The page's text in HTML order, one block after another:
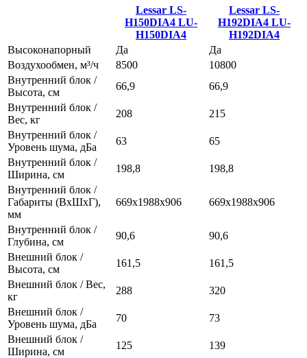
Lessar LS-
H150DIA4 LU-
H150DIA4
Lessar LS-
H192DIA4 LU-
H192DIA4
Высоконапорный
Да
Да
Воздухообмен, м³/ч
8500
10800
Внутренний блок /
Высота, см
66,9
66,9
Внутренний блок /
Вес, кг
208
215
Внутренний блок /
Уровень шума, дБа
63
65
Внутренний блок /
Ширина, см
198,8
198,8
Внутренний блок /
Габариты (ВхШхГ),
мм
669х1988х906 669х1988х906
Внутренний блок /
Глубина, см
90,6
90,6
Внешний блок /
Высота, см
161,5
161,5
Внешний блок / Вес,
кг
288
320
Внешний блок /
Уровень шума, дБа
70
73
Внешний блок /
Ширина, см
125
139